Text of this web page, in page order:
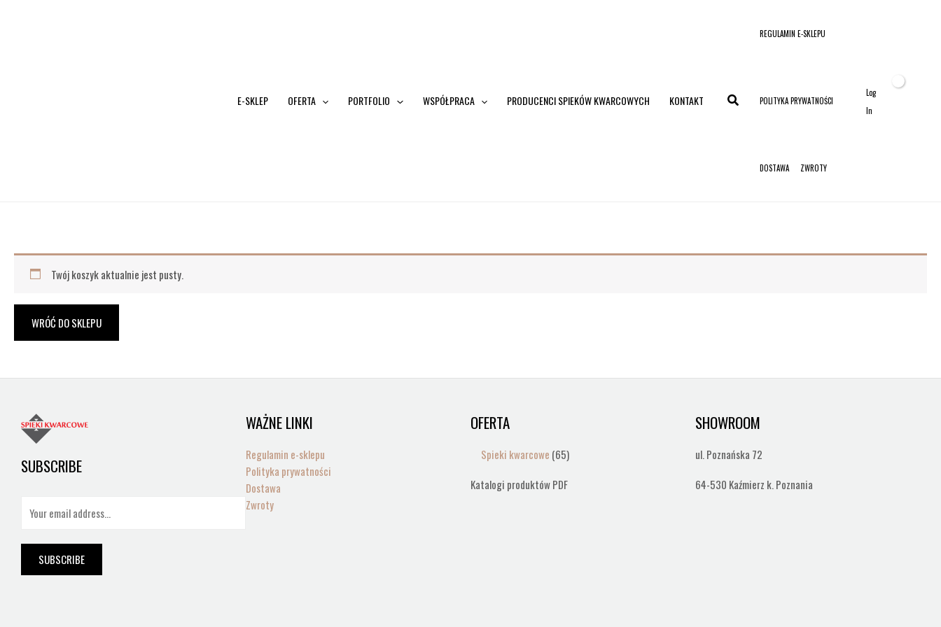
E-SKLEP OFERTA PORTFOLIO WSPÓŁPRACA PRODUCENCI SPIEKÓW KWARCOWYCH KONTAKT
REGULAMIN E-SKLEPU
POLITYKA PRYWATNOŚCI
DOSTAWA ZWROTY
Log
In
Twój koszyk aktualnie jest pusty.
WRÓĆ DO SKLEPU
SUBSCRIBE
SUBSCRIBE
WAŻNE LINKI
Regulamin e-sklepu
Polityka prywatności
Dostawa
Zwroty
OFERTA
Spieki kwarcowe 65
Katalogi produktów PDF
SHOWROOM
ul. Poznańska 72
64-530 Kaźmierz k. Poznania